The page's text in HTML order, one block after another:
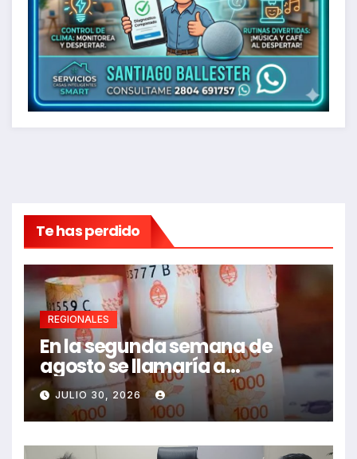
Te has perdido
REGIONALES
En la segunda semana de
agosto se llamaría a
paritarias
JULIO 30, 2026